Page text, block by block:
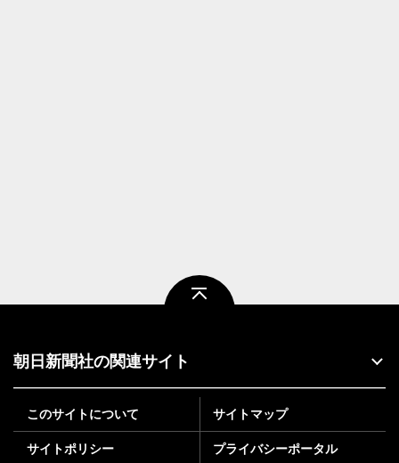
朝日新聞社の関連サイト
このサイトについて サイトマップ
サイトポリシー プライバシーポータル